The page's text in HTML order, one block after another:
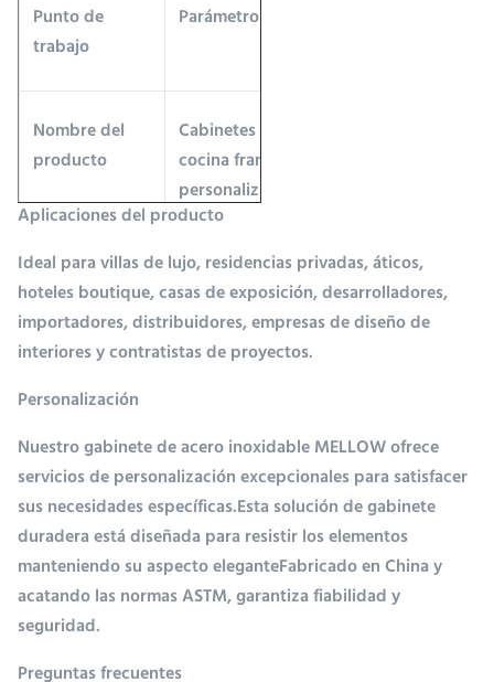
Punto de
trabajo
Parámetro
Nombre del
producto
Cabinetes de
cocina francesa
personalizados
de acero
inoxidable 304
con gran
almacenamiento
Materiales
Las
dimensiones
Personalizado
Resistencia a la
- ¿ Qué?
Aplicaciones del producto
Ideal para villas de lujo, residencias privadas, áticos,
hoteles boutique, casas de exposición, desarrolladores,
importadores, distribuidores, empresas de diseño de
interiores y contratistas de proyectos.
Personalización
Nuestro gabinete de acero inoxidable MELLOW ofrece
servicios de personalización excepcionales para satisfacer
sus necesidades específicas.Esta solución de gabinete
duradera está diseñada para resistir los elementos
manteniendo su aspecto eleganteFabricado en China y
acatando las normas ASTM, garantiza fiabilidad y
seguridad.